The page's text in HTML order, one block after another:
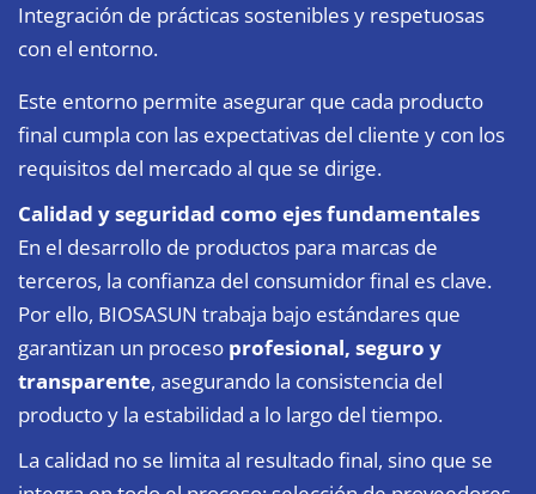
Integración de prácticas sostenibles y respetuosas
con el entorno.
Este entorno permite asegurar que cada producto
final cumpla con las expectativas del cliente y con los
requisitos del mercado al que se dirige.
Calidad y seguridad como ejes fundamentales
En el desarrollo de productos para marcas de
terceros, la confianza del consumidor final es clave.
Por ello, BIOSASUN trabaja bajo estándares que
garantizan un proceso profesional, seguro y
transparente, asegurando la consistencia del
producto y la estabilidad a lo largo del tiempo.
La calidad no se limita al resultado final, sino que se